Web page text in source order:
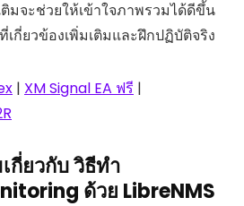
มจะช่วยให้เข้าใจภาพรวมได้ดีขึ้น
กี่ยวข้องเพิ่มเติมและฝึกปฏิบัติจริง
| XM Signal EA ฟรี |
กี่ยวกับ วิธีทำ
ด้วย LibreNMS